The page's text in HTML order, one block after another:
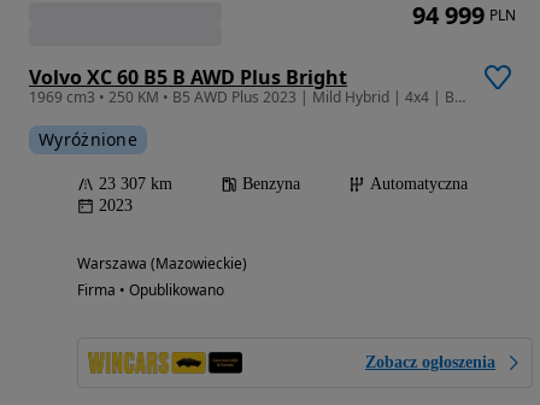
Volvo XC 60 B5 B AWD Plus Bright
1969 cm3 • 250 KM • B5 AWD Plus 2023 | Mild Hybrid | 4x4 | Bogate wyposażenie !
Wyróżnione
23 307 km Benzyna
Automatyczna
2023
Warszawa (Mazowieckie)
Firma • Opublikowano
Zobacz ogłoszenia
94 999 PLN